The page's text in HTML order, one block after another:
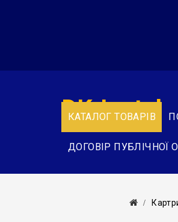
КАТАЛОГ ТОВАРІВ
ДОГОВІР ПУБЛІЧНОЇ
DK-Instal